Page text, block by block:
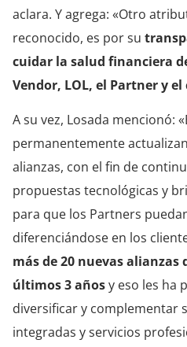
aclara. Y agrega: «Otro
reconocido, es por su
cuidar la salud financiera
Vendor, LOL, el Partner y
A su vez, Losada mencionó:
permanentemente
alianzas, con el fin de
propuestas tecnológicas y
para que los Partners
diferenciándose en los
más de 20 nuevas
últimos 3 añosy eso les ha
diversificar y complementar
integradas y servicios